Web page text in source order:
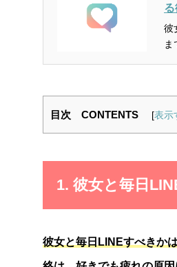
彼
ま
目次 CONTENTS [表示
1. 彼女と毎日
彼女と毎日LINEすべきか